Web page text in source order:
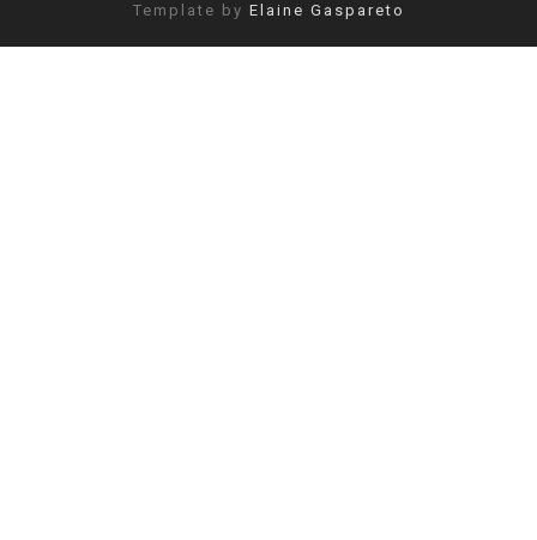
Template by Elaine Gaspareto